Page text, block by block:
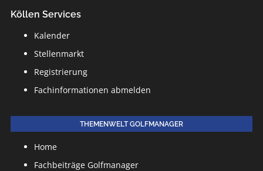
Köllen Services
Kalender
Stellenmarkt
Registrierung
Fachinformationen abmelden
THEMENWELT GOLFMANAGER
Home
Fachbeiträge Golfmanager